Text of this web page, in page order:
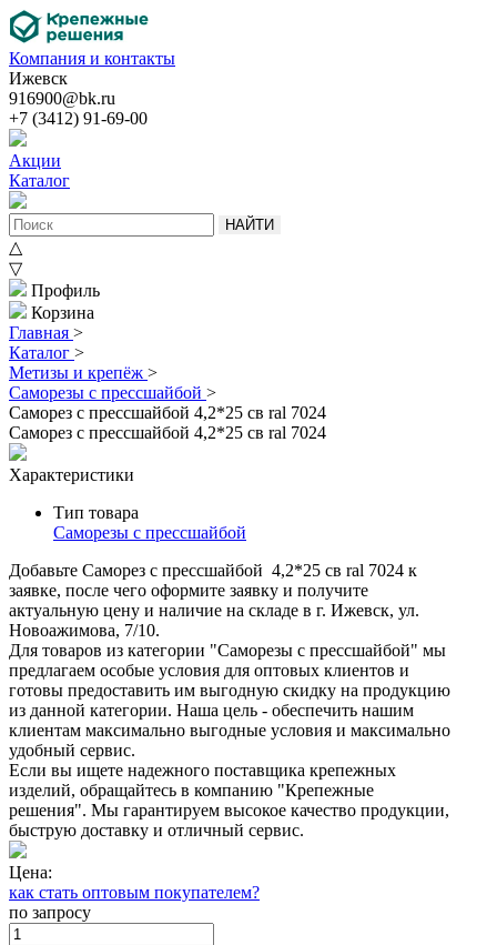
Компания и контакты
Ижевск
916900@bk.ru
+7 (3412) 91-69-00
Акции
Каталог
НАЙТИ
△
▽
Профиль
Корзина
Главная >
Каталог >
Метизы и крепёж >
Саморезы с прессшайбой >
Саморез с прессшайбой 4,2*25 св ral 7024
Саморез с прессшайбой 4,2*25 св ral 7024
Характеристики
Тип товара
Саморезы с прессшайбой
Добавьте Саморез с прессшайбой 4,2*25 св ral 7024 к
заявке, после чего оформите заявку и получите
актуальную цену и наличие на складе в г. Ижевск, ул.
Новоажимова, 7/10.
Для товаров из категории "Саморезы с прессшайбой" мы
предлагаем особые условия для оптовых клиентов и
готовы предоставить им выгодную скидку на продукцию
из данной категории. Наша цель - обеспечить нашим
клиентам максимально выгодные условия и максимально
удобный сервис.
Если вы ищете надежного поставщика крепежных
изделий, обращайтесь в компанию "Крепежные
решения". Мы гарантируем высокое качество продукции,
быструю доставку и отличный сервис.
Цена:
как стать оптовым покупателем?
по запросу